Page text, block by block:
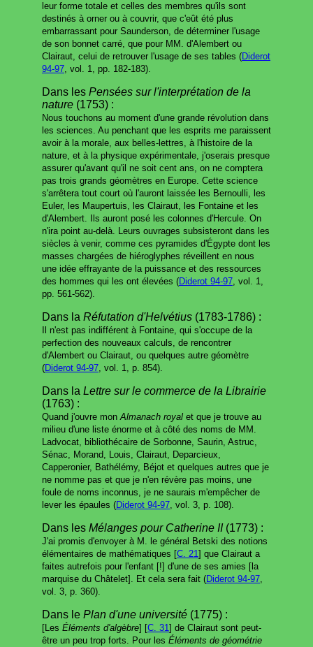
leur forme totale et celles des membres qu'ils sont
destinés à orner ou à couvrir, que c'eût été plus
embarrassant pour Saunderson, de déterminer l'usage
de son bonnet carré, que pour MM. d'Alembert ou
Clairaut, celui de retrouver l'usage de ses tables (Diderot
94-97, vol. 1, pp. 182-183).
Dans les Pensées sur l'interprétation de la
nature (1753) :
Nous touchons au moment d'une grande révolution dans
les sciences. Au penchant que les esprits me paraissent
avoir à la morale, aux belles-lettres, à l'histoire de la
nature, et à la physique expérimentale, j'oserais presque
assurer qu'avant qu'il ne soit cent ans, on ne comptera
pas trois grands géomètres en Europe. Cette science
s'arrêtera tout court où l'auront laissée les Bernoulli, les
Euler, les Maupertuis, les Clairaut, les Fontaine et les
d'Alembert. Ils auront posé les colonnes d'Hercule. On
n'ira point au-delà. Leurs ouvrages subsisteront dans les
siècles à venir, comme ces pyramides d'Égypte dont les
masses chargées de hiéroglyphes réveillent en nous
une idée effrayante de la puissance et des ressources
des hommes qui les ont élevées (Diderot 94-97, vol. 1,
pp. 561-562).
Dans la Réfutation d'Helvétius (1783-1786) :
Il n'est pas indifférent à Fontaine, qui s'occupe de la
perfection des nouveaux calculs, de rencontrer
d'Alembert ou Clairaut, ou quelques autre géomètre
(Diderot 94-97, vol. 1, p. 854).
Dans la Lettre sur le commerce de la Librairie
(1763) :
Quand j'ouvre monAlmanach royal et que je trouve au
milieu d'une liste énorme et à côté des noms de MM.
Ladvocat, bibliothécaire de Sorbonne, Saurin, Astruc,
Sénac, Morand, Louis, Clairaut, Deparcieux,
Capperonier, Bathélémy, Béjot et quelques autres que je
ne nomme pas et que je n'en révère pas moins, une
foule de noms inconnus, je ne saurais m'empêcher de
lever les épaules (Diderot 94-97, vol. 3, p. 108).
Dans les Mélanges pour Catherine II(1773) :
J'ai promis d'envoyer à M. le général Betski des notions
élémentaires de mathématiques [C. 21] que Clairaut a
faites autrefois pour l'enfant [!] d'une de ses amies [la
marquise du Châtelet]. Et cela sera fait (Diderot 94-97,
vol. 3, p. 360).
Dans le Plan d'une université (1775) :
[Les Éléments d'algèbre] [C. 31] de Clairaut sont peut-
être un peu trop forts. Pour les Éléments de géométrie